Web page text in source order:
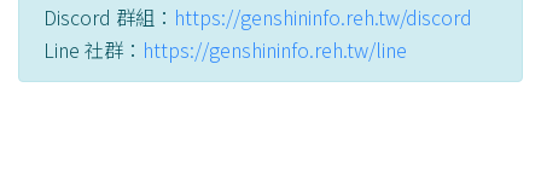
Discord 群組： https://genshininfo.reh.tw/discord
Line 社群： https://genshininfo.reh.tw/line